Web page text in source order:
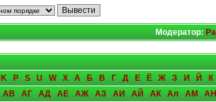
Модератор:
K P S U W X А Б В Г Д Е Ё Ж З И Й К
АВ АГ АД АЕ АЖ АЗ АИ АЙ АК Ал АМ АН